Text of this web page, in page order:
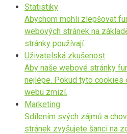
Statistiky
Abychom mohli zlepšovat
webových stránek na
stránky používají.
Uživatelská zkušenost
Aby naše webové stránky
nejlépe. Pokud tyto cookies
webu zmizí.
Marketing
Sdílením svých zájmů a
stránek zvyšujete šanci na